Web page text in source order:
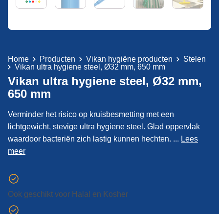
Home Producten Vikan hygiëne producten
Stelen
Vikan ultra hygiene steel, Ø32 mm, 650 mm
Vikan ultra hygiene steel, Ø32 mm,
650 mm
Verminder het risico op kruisbesmetting met een
lichtgewicht, stevige ultra hygiene steel. Glad oppervlak
waardoor bacteriën zich lastig kunnen hechten. ... Lees
meer
Ook geschikt voor Halal en Kosher